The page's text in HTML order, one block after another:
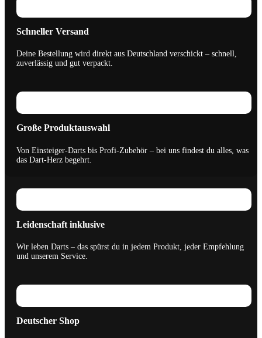
Schneller Versand
Deine Bestellung wird direkt aus Deutschland verschickt – schnell,
zuverlässig und gut verpackt.
Große Produktauswahl
Von Einsteiger-Darts bis Profi-Zubehör – bei uns findest du alles, was
das Dart-Herz begehrt.
Leidenschaft inklusive
Wir leben Darts – das spürst du in jedem Produkt, jeder Empfehlung
und unserem Service.
Deutscher Shop